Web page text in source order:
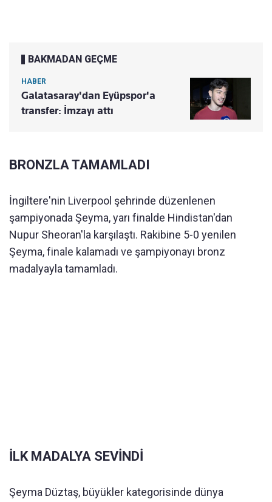
BAKMADAN GEÇME
HABER
Galatasaray'dan Eyüpspor'a
transfer: İmzayı attı
BRONZLA TAMAMLADI
İngiltere'nin Liverpool şehrinde düzenlenen
şampiyonada Şeyma, yarı finalde Hindistan'dan
Nupur Sheoran'la karşılaştı. Rakibine 5-0 yenilen
Şeyma, finale kalamadı ve şampiyonayı bronz
madalyayla tamamladı.
İLK MADALYA SEVİNDİ
Şeyma Düztaş, büyükler kategorisinde dünya